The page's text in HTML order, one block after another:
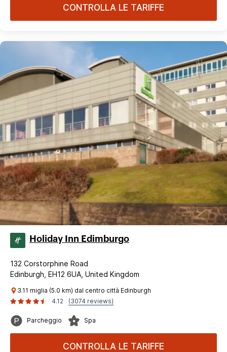
CONTROLLA LE TARIFFE
Holiday Inn Edimburgo
132 Corstorphine Road
Edinburgh, EH12 6UA, United Kingdom
3.11 miglia (5.0 km) dal centro città Edinburgh
4.12
(3074 reviews)
Parcheggio Spa
CONTROLLA LE TARIFFE